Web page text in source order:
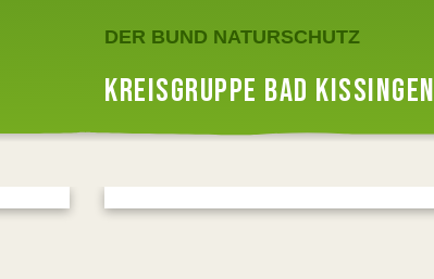
DER BUND NATURSCHUTZ
KREISGRUPPE BAD KISSINGEN